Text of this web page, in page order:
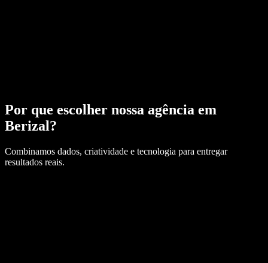
Por que escolher nossa agência em
Berizal?
Combinamos dados, criatividade e tecnologia para entregar
resultados reais.